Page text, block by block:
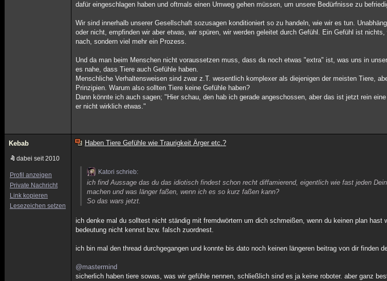
dafür eingeschlagen haben und oftmals einen Umweg gehen müssen, um unsere Bedürfnisse zu
Wir sind innerhalb unserer Gesellschaft sozusagen konditioniert so zu handeln, wie wir es tun.
oder nicht, empfinden wir aber etwas, wir spüren, wir werden geleitet durch Gefühl. Ein Gefühl ist
nach, sondern viel mehr ein Prozess.
Und da man beim Menschen nicht voraussetzen muss, dass da noch etwas "extra" ist, was uns in
es nahe, dass Tiere auch Gefühle haben.
Menschliche Verhaltensweisen sind zwar z.T. wesentlich komplexer als diejenigen der meisten Tiere,
Prinzipien. Warum also sollten Tiere keine Gefühle haben?
Dann könnte ich auch sagen; "Hier schau, den hab ich gerade angeschossen, aber das ist jetzt rein
er nicht wirklich etwas."
Kebab
dabei seit 2010
Profil anzeigen
Private Nachricht
Link kopieren
Lesezeichen setzen
Haben Tiere Gefühle wie Traurigkeit Ärger etc.?
Katori schrieb:
ich find Aussage das du das idiotisch findest schon recht diffamierend, eigentlich wie fast jeden
machen und was länger faßen, wenn ich es so kurz faßen kann?
So das wars jetzt.
ich denke mal du solltest nicht ständig mit fremdwörtern um dich schmeißen, wenn du keinen plan hast
bedeutung nicht kennst bzw. falsch zuordnest.
ich bin mal den thread durchgegangen und konnte bis dato noch keinen längeren beitrag von dir finden
@mastermind
sicherlich haben tiere sowas, was wir gefühle nennen, schließlich sind es ja keine roboter. aber ganz